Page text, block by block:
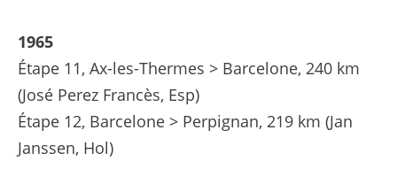
1965
Étape 11, Ax-les-Thermes > Barcelone, 240 km
(José Perez Francès, Esp)
Étape 12, Barcelone > Perpignan, 219 km (Jan
Janssen, Hol)